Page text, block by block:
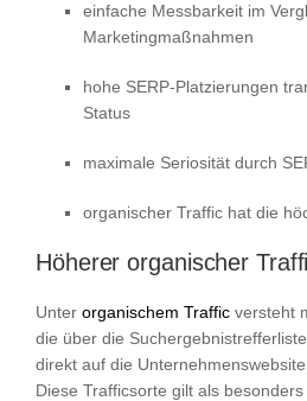
einfache Messbarkeit im
Marketingmaßnahmen
hohe SERP-Platzierungen
Status
maximale Seriosität durch
organischer Traffic hat die
Höherer organischer
Unter organischem Traffic versteht
die über die
direkt auf die
Diese Trafficsorte gilt als